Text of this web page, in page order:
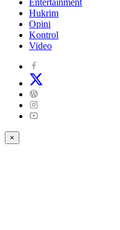
Entertainment
Hukrim
Opini
Kontrol
Video
×